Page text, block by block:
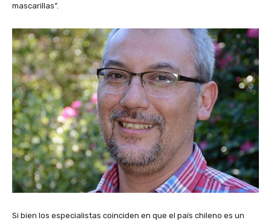
mascarillas”.
Si bien los especialistas coinciden en que el país chileno es un